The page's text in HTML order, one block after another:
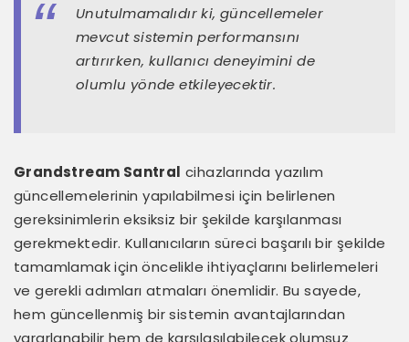
Unutulmamalıdır ki, güncellemeler
mevcut sistemin performansını
artırırken, kullanıcı deneyimini de
olumlu yönde etkileyecektir.
Grandstream Santral cihazlarında yazılım
güncellemelerinin yapılabilmesi için belirlenen
gereksinimlerin eksiksiz bir şekilde karşılanması
gerekmektedir. Kullanıcıların süreci başarılı bir şekilde
tamamlamak için öncelikle ihtiyaçlarını belirlemeleri
ve gerekli adımları atmaları önemlidir. Bu sayede,
hem güncellenmiş bir sistemin avantajlarından
yararlanabilir hem de karşılaşılabilecek olumsuz